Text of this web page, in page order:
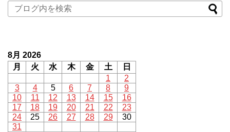
8月 2026
月
火 水 木 金 土
日
1
2
3
4 5 6 7 8
9
10
11 12 13 14 15
16
17
18 19 20 21 22
23
24
25 26 27 28 29
30
31